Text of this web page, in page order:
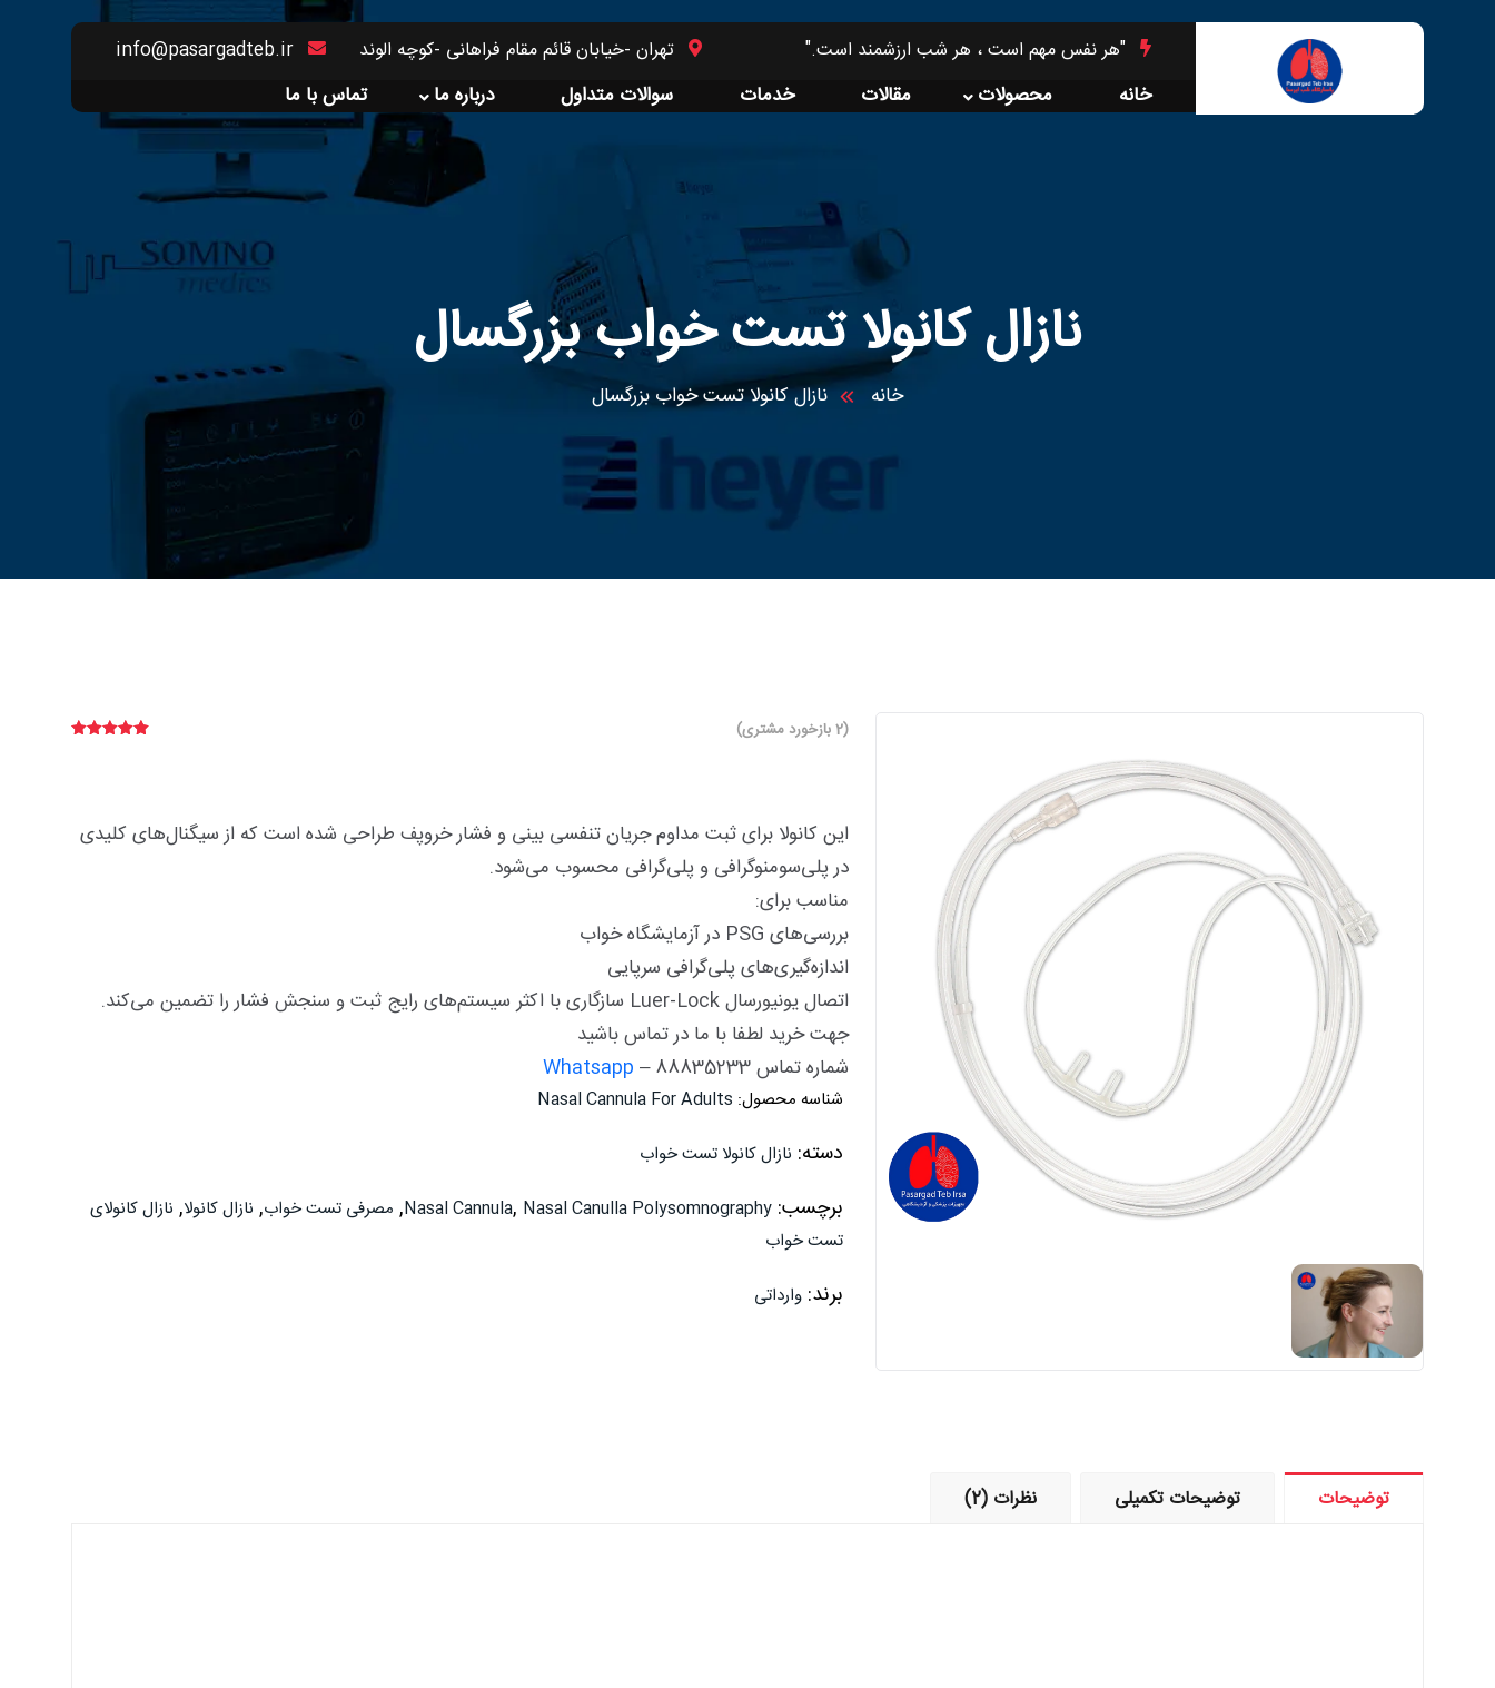
"هر نفس مهم است ، هر شب ارزشمند است." تهران -خیابان قائم مقام فراهانی -کوچه الوند
خانه محصولات مقالات خدمات سوالات متداول درباره ما تماس با ما
نازال کانولا تست خواب بزرگسال
خانه نازال کانولا تست خواب بزرگسال
(
2بازخورد مشتری)
این کانولا برای ثبت مداوم جریان تنفسی بینی و فشار خروپف طراحی شده است که از سیگنال‌های کلیدی
در پلی‌سومنوگرافی و پلی‌گرافی محسوب می‌شود.
مناسب برای:
بررسی‌های PSG در آزمایشگاه خواب
اندازه‌گیری‌های پلی‌گرافی سرپایی
اتصال یونیورسال Luer-Lock سازگاری با اکثر سیستم‌های رایج ثبت و سنجش فشار را تضمین می‌کند.
جهت خرید لطفا با ما در تماس باشید
شماره تماس 88835233
–
Whatsapp
شناسه محصول: Nasal Cannula For Adults
دسته: نازال کانولا تست خواب
برچسب: Nasal Cannula, Nasal Canulla Polysomnography
, مصرفی تست خواب, نازال کانولا, نازال کانولای
تست خواب
برند: وارداتی
توضیحات توضیحات تکمیلی نظرات (2)